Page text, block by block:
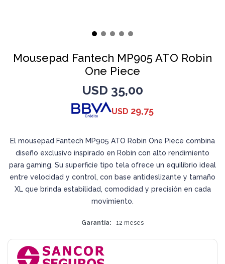
Mousepad Fantech MP905 ATO Robin
One Piece
USD 35,00
USD 29,75
El mousepad Fantech MP905 ATO Robin One Piece combina
diseño exclusivo inspirado en Robin con alto rendimiento
para gaming. Su superficie tipo tela ofrece un equilibrio ideal
entre velocidad y control, con base antideslizante y tamaño
XL que brinda estabilidad, comodidad y precisión en cada
movimiento.
Garantía 12 meses